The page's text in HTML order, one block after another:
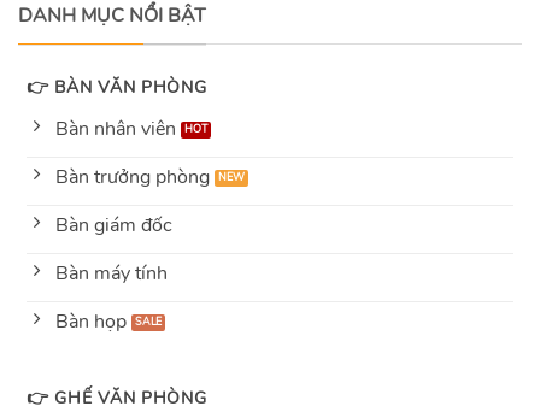
DANH MỤC NỔI BẬT
👉 BÀN VĂN PHÒNG
Bàn nhân viên
Bàn trưởng phòng
Bàn giám đốc
Bàn máy tính
Bàn họp
👉 GHẾ VĂN PHÒNG